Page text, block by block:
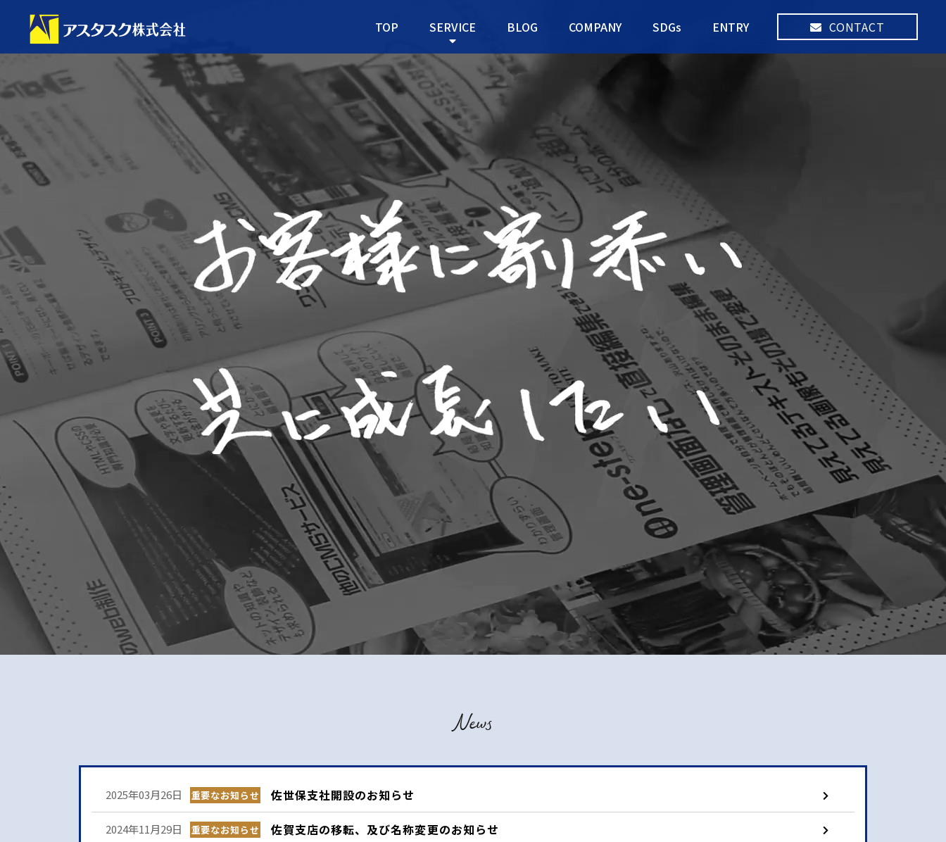
TOP SERVICE BLOG COMPANY SDGs ENTRY CONTACT
News
2025年03月26日 重要なお知らせ 佐世保支社開設のお知らせ
2024年11月29日 重要なお知らせ 佐賀支店の移転、及び名称変更のお知らせ